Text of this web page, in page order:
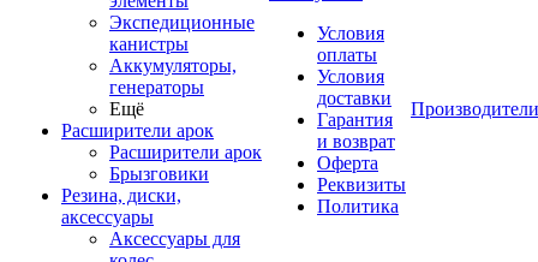
Экспедиционные
канистры
Аккумуляторы,
генераторы
Ещё
Расширители арок
Расширители арок
Брызговики
Резина, диски,
аксессуары
Аксессуары для
Условия
оплаты
Условия
доставки
Гарантия
и возврат
Оферта
Реквизиты
Политика
Производители